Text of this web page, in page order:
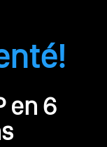
en 6